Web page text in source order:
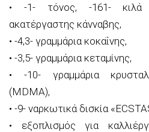
• -1- τόνος, -161- κιλά
ακατέργαστης κάνναβης,
• -4,3- γραμμάρια κοκαΐνης,
• -3,5- γραμμάρια κεταμίνης,
• -10- γραμμάρια
(MDMA),
• -9- ναρκωτικά δισκία
• εξοπλισμός για